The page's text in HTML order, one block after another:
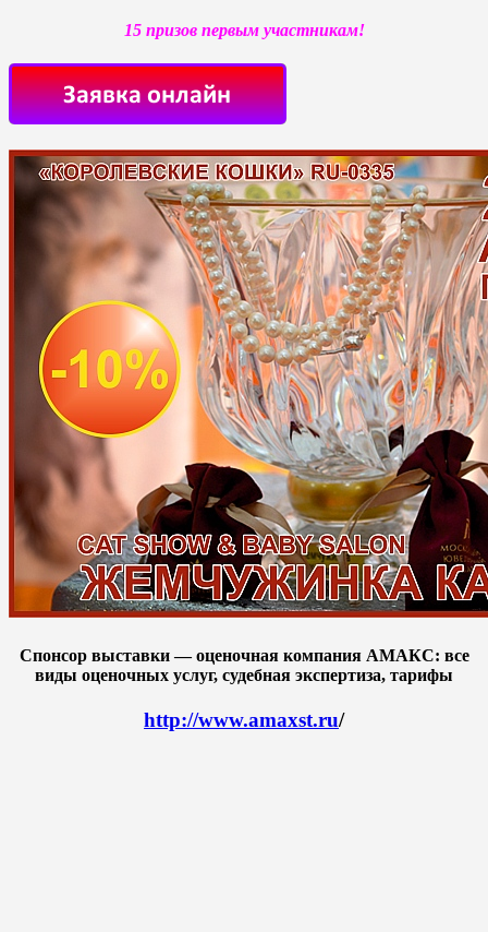
15 призов первым участникам!
Спонсор выставки — оценочная компания АМАКС: все
виды оценочных услуг, судебная экспертиза, тарифы
http://www.amaxst.ru/